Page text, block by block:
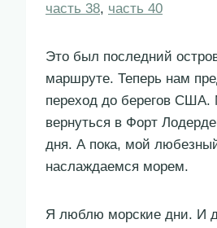
часть 38, часть 40
Это был последний
маршруте. Теперь нам
переход до берегов
вернуться в Форт
дня. А пока, мой
наслаждаемся морем.
Я люблю морские дни. И